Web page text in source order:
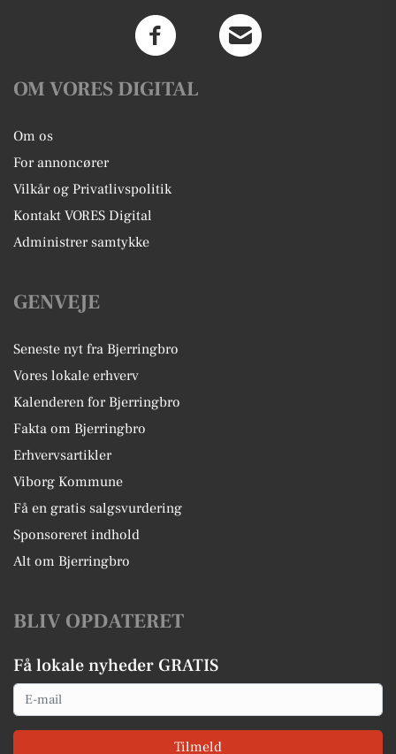
OM VORES DIGITAL
Om os
For annoncører
Vilkår og Privatlivspolitik
Kontakt VORES Digital
Administrer samtykke
GENVEJE
Seneste nyt fra Bjerringbro
Vores lokale erhverv
Kalenderen for Bjerringbro
Fakta om Bjerringbro
Erhvervsartikler
Viborg Kommune
Få en gratis salgsvurdering
Sponsoreret indhold
Alt om Bjerringbro
BLIV OPDATERET
Få lokale nyheder GRATIS
Email
Tilmeld